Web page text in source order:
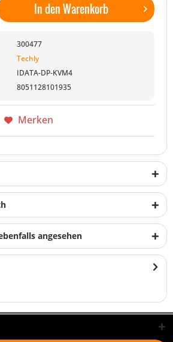
In denWarenkorb
300477
Techly
IDATA-DP-KVM4
8051128101935
Merken
angesehen